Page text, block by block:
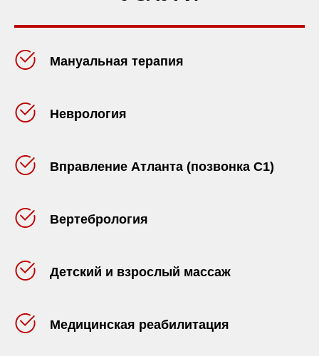
Мануальная терапия
Неврология
Вправление Атланта (позвонка С1)
Вертебрология
Детский и взрослый массаж
Медицинская реабилитация